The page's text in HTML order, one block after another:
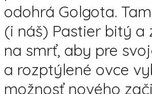
odohrá Golgota.
(i náš) Pastier bitý a
na smrť, aby pre
a rozptýlené ovce
možnosť nového